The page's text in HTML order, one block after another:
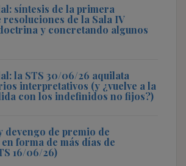
síntesis de la primera
resoluciones de la Sala IV
y concretando algunos
la STS 30/06/26 aquilata
interpretativos (y ¿vuelve a la
con los indefinidos no fijos?)
devengo de premio de
forma de más días de
16/06/26)